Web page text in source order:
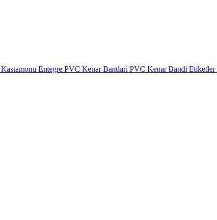
Kastamonu Entegre PVC Kenar Bantlari PVC Kenar Bandi Etiketler